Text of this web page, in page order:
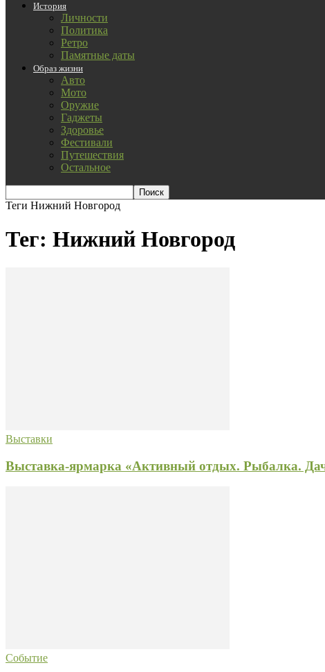
История
Личности
Политика
Ретро
Памятные даты
Образ жизни
Авто
Мото
Оружие
Гаджеты
Здоровье
Фестивали
Путешествия
Остальное
Теги Нижний Новгород
Тег: Нижний Новгород
Выставки
Выставка-ярмарка «Активный отдых. Рыбалка.
Событие